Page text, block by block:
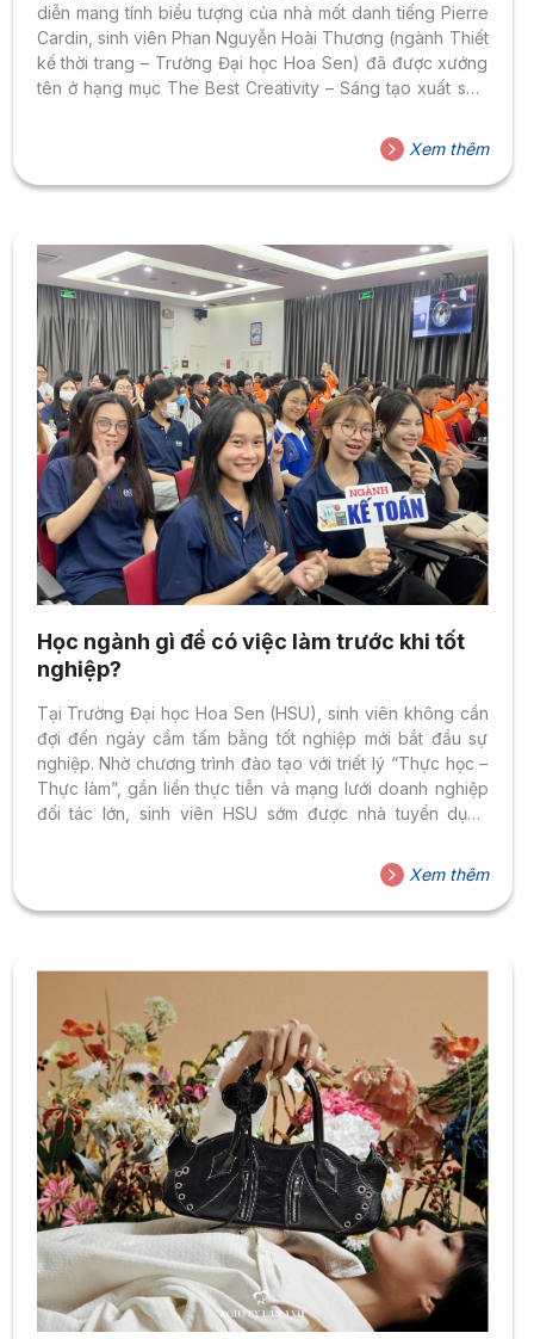
diễn mang tính biểu tượng của nhà mốt danh tiếng Pierre
Cardin, sinh viên Phan Nguyễn Hoài Thương (ngành Thiết
kế thời trang – Trường Đại học Hoa Sen) đã được xướng
tên ở hạng mục The Best Creativity – Sáng tạo xuất sắc.
viên HSU trên bản đồ thời trang quốc tế, đồng thời khẳng
định chất lượng đào tạo thực tiễn – sáng tạo của ngành
Thiết kế thời trang HSU. Giải thưởng được công nhận bởi...
Xem thêm
Học ngành gì để có việc làm trước khi tốt
nghiệp?
Tại Trường Đại học Hoa Sen (HSU), sinh viên không cần
đợi đến ngày cầm tấm bằng tốt nghiệp mới bắt đầu sự
nghiệp. Nhờ chương trình đào tạo với triết lý “Thực học –
Thực làm”, gắn liền thực tiễn và mạng lưới doanh nghiệp
đối tác lớn, sinh viên HSU sớm được nhà tuyển dụng
Dưới đây là một số ngành học tiêu biểu, đạt 100% sinh
viên có việc làm trước khi tốt nghiệp (theo thống kê từ
Trung tâm trải nghiệm sinh viên và Quan...
Xem thêm